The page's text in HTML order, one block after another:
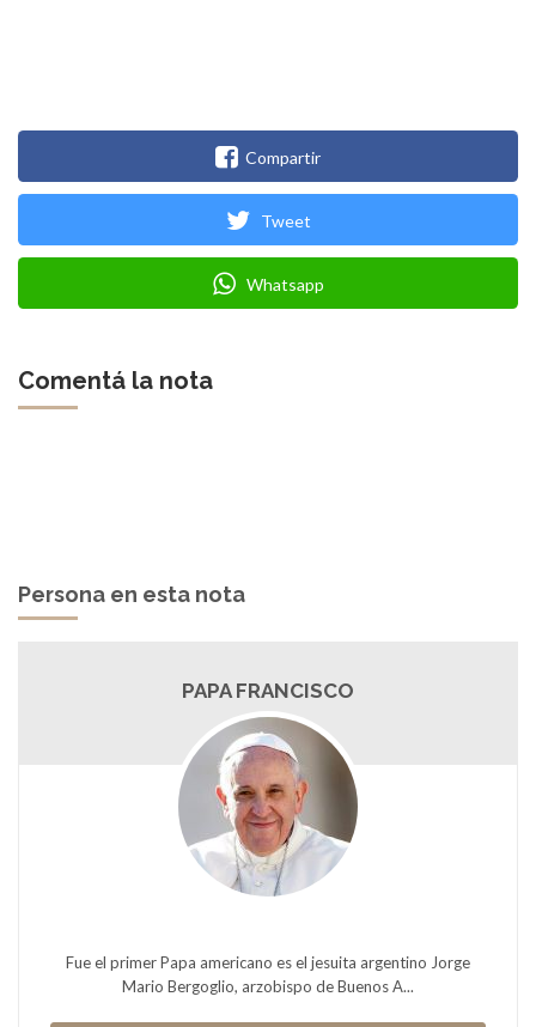
Compartir
Tweet
Whatsapp
Comentá la nota
Persona en esta nota
PAPA FRANCISCO
Fue el primer Papa americano es el jesuita argentino Jorge
Mario Bergoglio, arzobispo de Buenos A...